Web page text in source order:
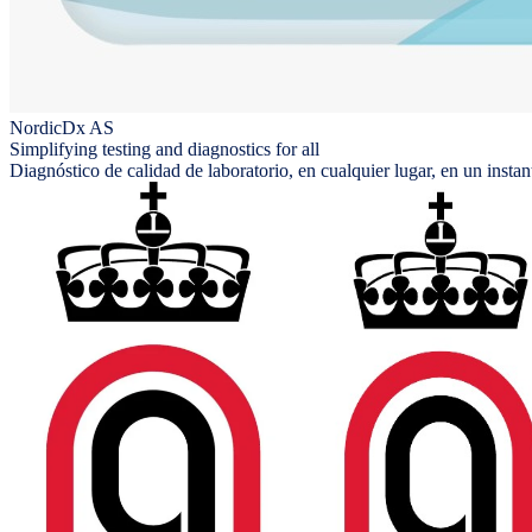
NordicDx AS
Simplifying testing and diagnostics for all
Diagnóstico de calidad de laboratorio, en cualquier lugar, en un